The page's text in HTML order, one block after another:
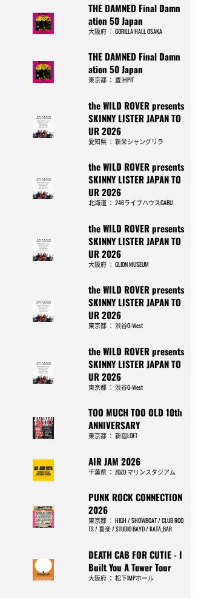
THE DAMNED Final Damn
ation 50 Japan
大阪府： GORILLA HALL OSAKA
THE DAMNED Final Damn
ation 50 Japan
東京都： 豊洲PIT
the WILD ROVER presents
SKINNY LISTER JAPAN TO
UR 2026
愛知県： 新栄シャングリラ
the WILD ROVER presents
SKINNY LISTER JAPAN TO
UR 2026
北海道： 246ライブハウスGABU
the WILD ROVER presents
SKINNY LISTER JAPAN TO
UR 2026
大阪府： GLION MUSEUM
the WILD ROVER presents
SKINNY LISTER JAPAN TO
UR 2026
東京都： 渋谷O-West
the WILD ROVER presents
SKINNY LISTER JAPAN TO
UR 2026
東京都： 渋谷O-West
TOO MUCH TOO OLD 10th
ANNIVERSARY
東京都： 新宿LOFT
AIR JAM 2026
千葉県： ZOZO マリンスタジアム
PUNK ROCK CONNECTION
2026
東京都： HIGH / SHOWBOAT / CLUB ROO
TS / 喜楽 / STUDIO BAYD / KATA_BAR
DEATH CAB FOR CUTIE - I
Built You A Tower Tour
大阪府： 松下IMPホール